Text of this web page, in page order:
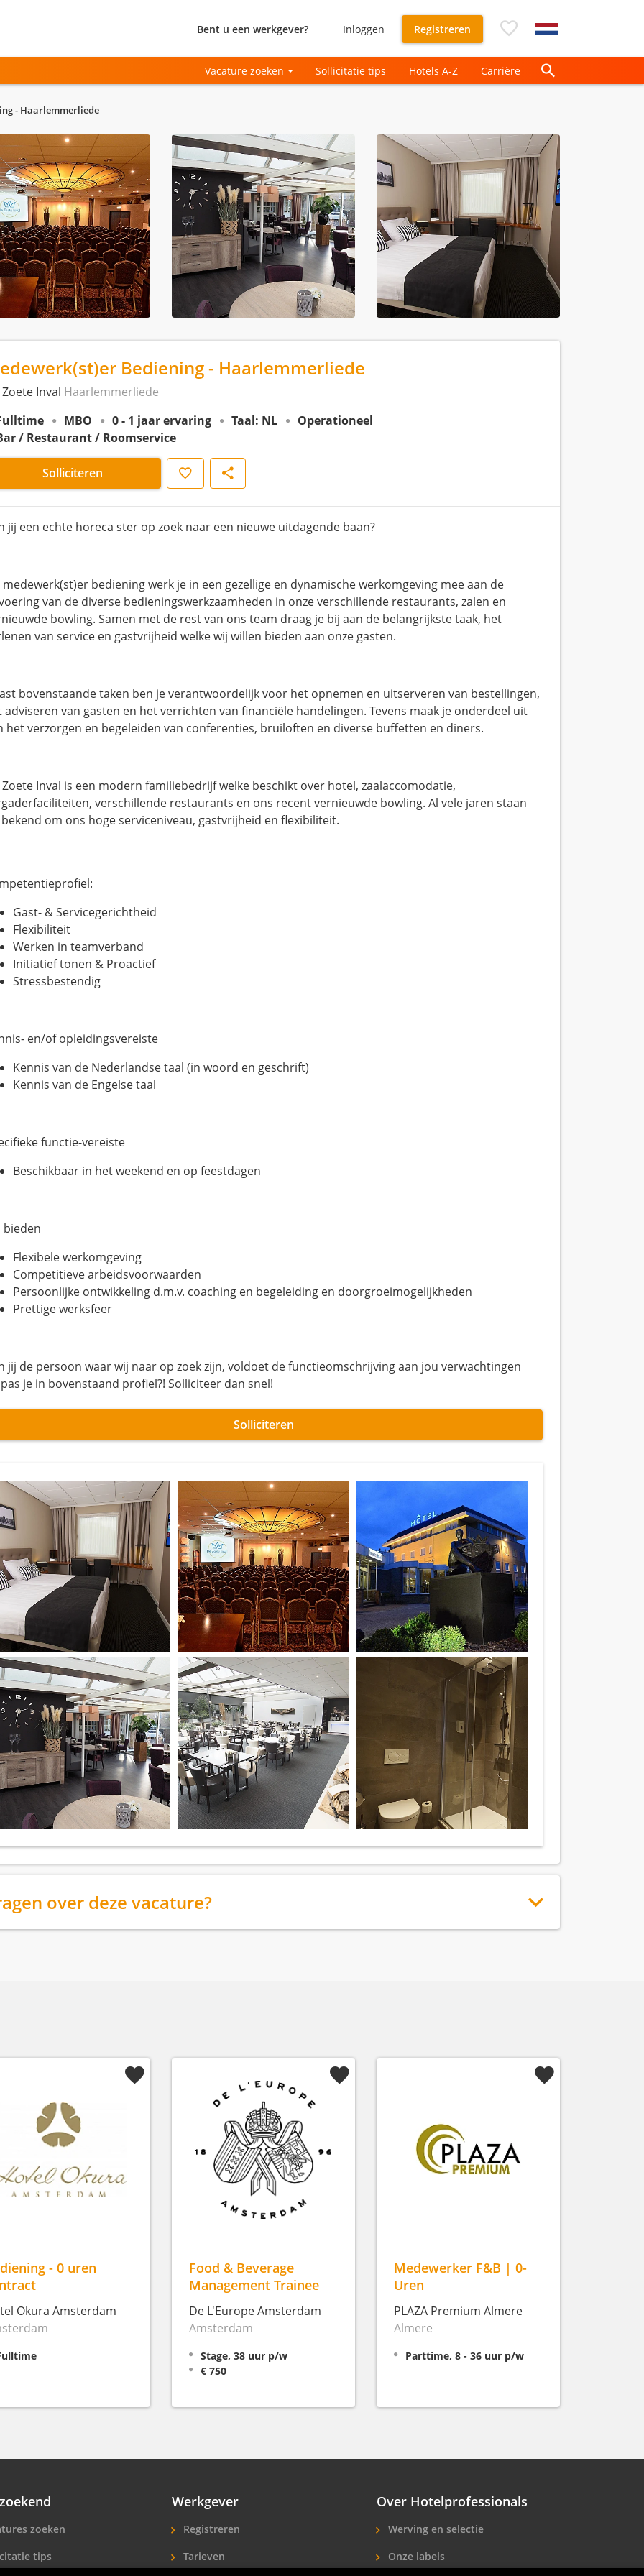
Bent u een werkgever? Inloggen Registreren
Vacature zoeken Sollicitatie tips Hotels A-Z Carrière
- Haarlemmerliede
Bediening - Haarlemmerliede
Inval Haarlemmerliede
MBO 0 - 1 jaar ervaring Taal: NL
Operationeel
/ Restaurant / Roomservice
Solliciteren Opslaan Delen
jij een echte horeca ster op zoek naar een nieuwe uitdagende baan?
medewerk(st)er bediening werk je in een gezellige en dynamische werkomgeving mee aan de
van de diverse bedieningswerkzaamheden in onze verschillende restaurants, zalen en
bowling. Samen met de rest van ons team draag je bij aan de belangrijkste taak, het
van service en gastvrijheid welke wij willen bieden aan onze gasten.
bovenstaande taken ben je verantwoordelijk voor het opnemen en uitserveren van bestellingen,
adviseren van gasten en het verrichten van financiële handelingen. Tevens maak je onderdeel uit
het verzorgen en begeleiden van conferenties, bruiloften en diverse buffetten en diners.
Zoete Inval is een modern familiebedrijf welke beschikt over hotel, zaalaccomodatie,
verschillende restaurants en ons recent vernieuwde bowling. Al vele jaren staan
om ons hoge serviceniveau, gastvrijheid en flexibiliteit.
Gast- & Servicegerichtheid
Flexibiliteit
Werken in teamverband
Initiatief tonen & Proactief
Stressbestendig
en/of opleidingsvereiste
Kennis van de Nederlandse taal (in woord en geschrift)
Kennis van de Engelse taal
functie-vereiste
Beschikbaar in het weekend en op feestdagen
bieden
Flexibele werkomgeving
Competitieve arbeidsvoorwaarden
Persoonlijke ontwikkeling d.m.v. coaching en begeleiding en doorgroeimogelijkheden
Prettige werksfeer
jij de persoon waar wij naar op zoek zijn, voldoet de functieomschrijving aan jou verwachtingen
je in bovenstaand profiel?! Solliciteer dan snel!
Solliciteren
over deze vacature?
- 0 uren
Okura Amsterdam
Food & Beverage
Management Trainee
De L'Europe Amsterdam
Amsterdam
Stage, 38 uur p/w
€ 750
Medewerker F&B | 0-
Uren
PLAZA Premium Almere
Almere
Parttime, 8 - 36 uur p/w
zoeken
tips
Werkgever
Registreren
Tarieven
Over Hotelprofessionals
Werving en selectie
Onze labels